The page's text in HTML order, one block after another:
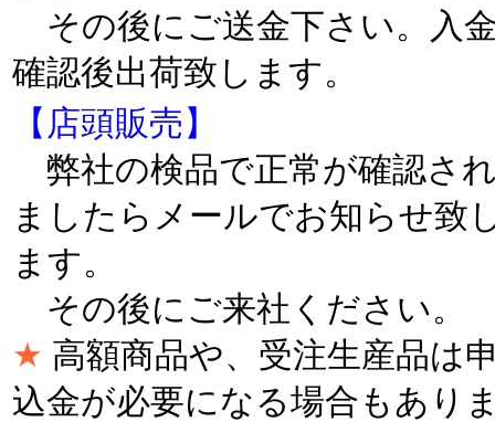
その後にご送金下さい。入
確認後出荷致します。
【店頭販売】
弊社の検品で正常が確認さ
ましたらメールでお知らせ致
ます。
その後にご来社ください。
★ 高額商品や、受注生産品は
込金が必要になる場合もあり